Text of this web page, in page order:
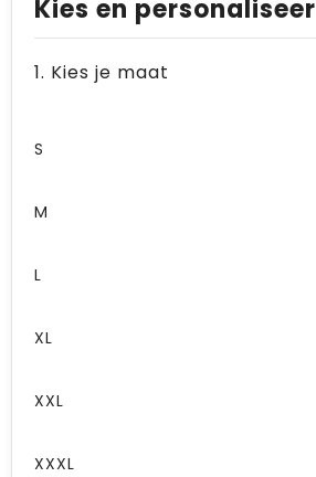
Kies en personaliseer
1. Kies je maat
S
M
L
XL
XXL
XXXL